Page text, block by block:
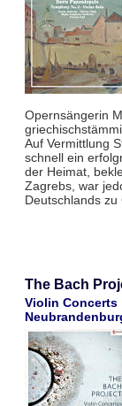
Opernsängerin
Auf Vermittlung
schnell ein
der Heimat,
Zagrebs, war
Deutschlands zu
The Bach
Violin Concerts